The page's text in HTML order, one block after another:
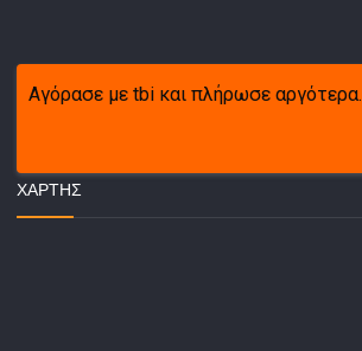
Αγόρασε με tbi και πλήρωσε αργότερα.
ΧΆΡΤΗΣ